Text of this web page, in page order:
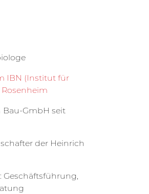
IBN (Institut für
Bau-GmbH seit
der Heinrich